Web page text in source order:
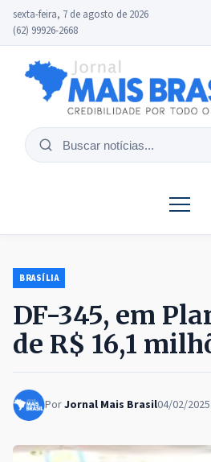
sexta-feira, 7 de agosto de 2026
(62) 99926-2668
Buscar
BRASÍLIA
DF-345, em
de R$ 16,1
PorJornal Mais Brasil04/02/